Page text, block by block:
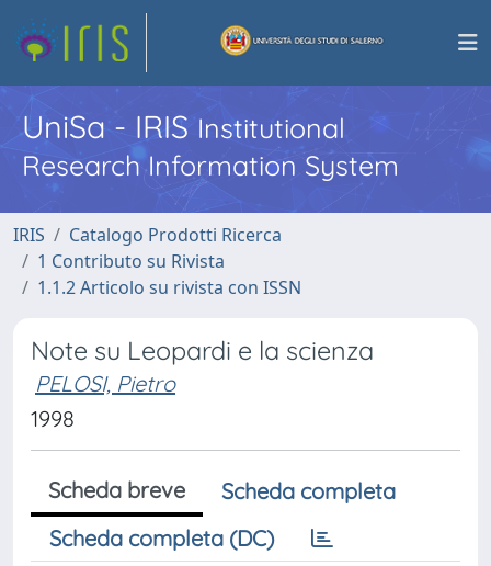
UniSa - IRISInstitutional
Research Information System
IRIS
Catalogo Prodotti Ricerca
1 Contributo su Rivista
1.1.2 Articolo su rivista con ISSN
Note su Leopardi e la scienza
PELOSI, Pietro
1998
Scheda breve
Scheda completa
Scheda completa (DC)